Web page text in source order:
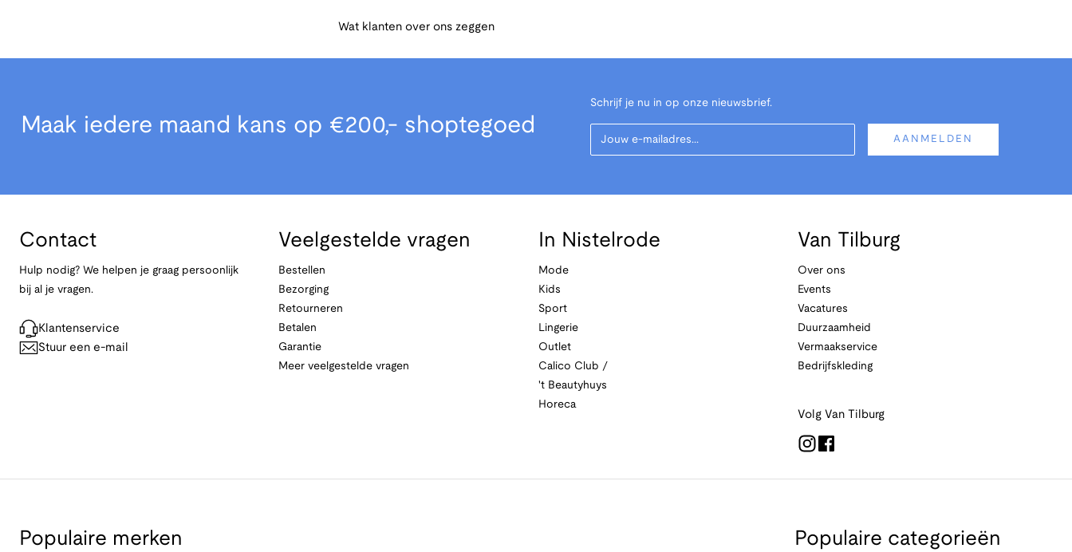
Wat klanten over ons zeggen
Maak iedere maand kans op €200,- shoptegoed
Schrijf je nu in op onze nieuwsbrief.
Your Email
AANMELDEN
Contact
Hulp nodig? We helpen je graag persoonlijk
bij al je vragen.
Klantenservice
Stuur een e-mail
Veelgestelde vragen
Bestellen
Bezorging
Retourneren
Betalen
Garantie
Meer veelgestelde vragen
In Nistelrode
Mode
Kids
Sport
Lingerie
Outlet
Calico Club /
't Beautyhuys
Horeca
Van Tilburg
Over ons
Events
Vacatures
Duurzaamheid
Vermaakservice
Bedrijfskleding
Volg Van Tilburg
Populaire merken Populaire categorieën